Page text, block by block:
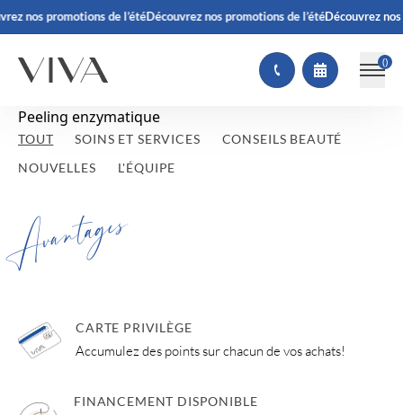
nos promotions de l’étéDécouvrez nos promotions de l’étéDécouvrez
()
Peeling enzymatique
TOUT SOINS ET SERVICES
CONSEILS BEAUTÉ
NOUVELLES
L'ÉQUIPE
CARTE PRIVILÈGE
Accumulez des points sur chacun de vos achats!
FINANCEMENT DISPONIBLE